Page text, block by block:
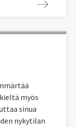
myös
sinua
nykytilan